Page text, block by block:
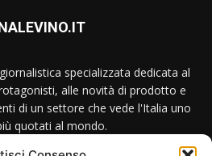
specializzata dedicata al
alle novità di prodotto e
di un settore che vede l'Italia uno
quotati al mondo.